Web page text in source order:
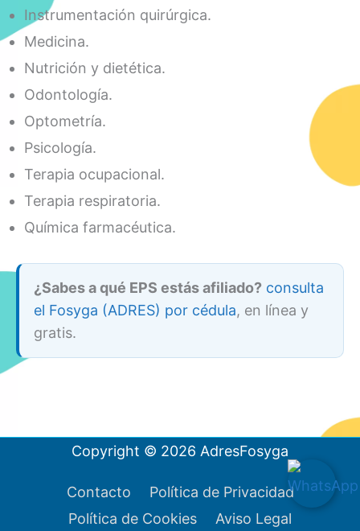
Instrumentación quirúrgica.
Medicina.
Nutrición y dietética.
Odontología.
Optometría.
Psicología.
Terapia ocupacional.
Terapia respiratoria.
Química farmacéutica.
¿Sabes a qué EPS estás afiliado? consulta
el Fosyga (ADRES) por cédula, en línea y
gratis.
Copyright © 2026 AdresFosyga
Contacto
Política de Privacidad
Política de Cookies
Aviso Legal